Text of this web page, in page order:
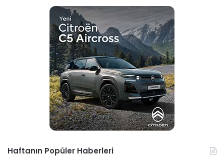
Haftanın Popüler Haberleri